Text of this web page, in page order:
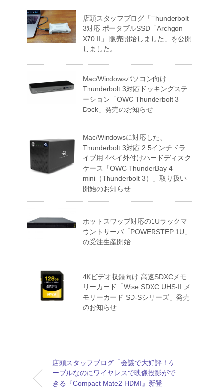
店頭スタッフブログ「Thunderbolt
3対応 ポータブルSSD「Archgon
X70 II」 販売開始しました」を公開
しました。
Mac/Windowsパソコン向け
Thunderbolt 3対応ドッキングステ
ーション「OWC Thunderbolt 3
Dock」発売のお知らせ
Mac/Windowsに対応した、
Thunderbolt 3対応 2.5インチドラ
イブ用 4ベイ外付けハードディスク
ケース「OWC ThunderBay 4
mini（Thunderbolt 3）」取り扱い
開始のお知らせ
ホットスワップ対応の1Uラックマ
ウントサーバ「POWERSTEP 1U」
の受注生産開始
4Kビデオ収録向け 高速SDXCメモ
リーカード「Wise SDXC UHS-II メ
モリーカード SD-Sシリーズ」発売
のお知らせ
店頭スタッフブログ「会議で大好評！ケ
ーブルなのにワイヤレスで映像投影がで
きる『Compact Mate2 HDMI』新登